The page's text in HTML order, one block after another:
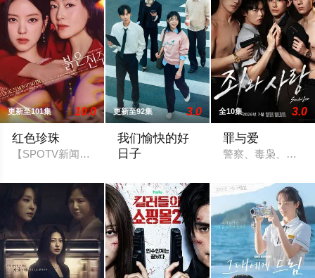
更新至101集 10.0
红色珍珠
【SPOTV新闻 = 记者 姜孝珍】演员朴真熙即将全面回归荧屏
更新至92集 3.0
我们愉快的好
日子
全10集 3.0
罪与爱
警察、毒枭、卧底